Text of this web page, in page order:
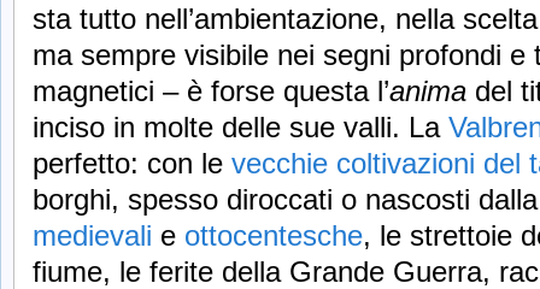
sta tutto nell’ambientazione, nella
ma sempre visibile nei segni profondi e
magnetici – è forse questa l’anima del
inciso in molte delle sue valli. La
perfetto: con le vecchie coltivazioni del
borghi, spesso diroccati o nascosti
medievali e ottocentesche, le strettoie
fiume, le ferite della Grande Guerra,